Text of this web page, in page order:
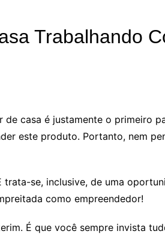
Trabalhando
de casa é justamente o primeiro
este produto. Portanto, nem
trata-se, inclusive, de uma
como empreendedor!
É que você sempre invista